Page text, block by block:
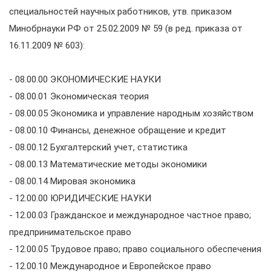
специальностей научных работников, утв. приказом
Минобрнауки РФ от 25.02.2009 № 59 (в ред. приказа от
16.11.2009 № 603):
- 08.00.00 ЭКОНОМИЧЕСКИЕ НАУКИ
- 08.00.01 Экономическая теория
- 08.00.05 Экономика и управление народным хозяйством
- 08.00.10 Финансы, денежное обращение и кредит
- 08.00.12 Бухгалтерский учет, статистика
- 08.00.13 Математические методы экономики
- 08.00.14 Мировая экономика
- 12.00.00 ЮРИДИЧЕСКИЕ НАУКИ
- 12.00.03 Гражданское и международное частное право;
предпринимательское право
- 12.00.05 Трудовое право; право социального обеспечения
- 12.00.10 Международное и Европейское право